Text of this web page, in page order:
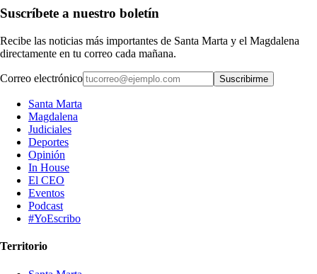
Suscríbete a nuestro boletín
Recibe las noticias más importantes de Santa Marta y el Magdalena
directamente en tu correo cada mañana.
Correo electrónico Suscribirme
Santa Marta
Magdalena
Judiciales
Deportes
Opinión
In House
El CEO
Eventos
Podcast
#YoEscribo
Territorio